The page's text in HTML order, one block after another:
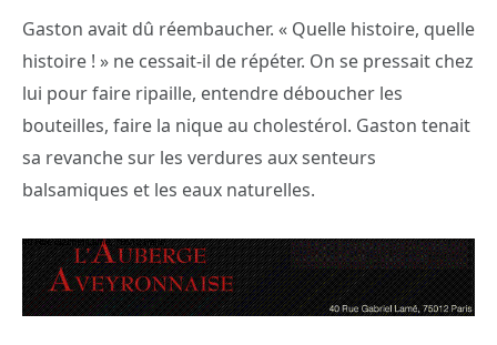
Gaston avait dû réembaucher. « Quelle histoire, quelle
histoire ! » ne cessait-il de répéter. On se pressait chez
lui pour faire ripaille, entendre déboucher les
bouteilles, faire la nique au cholestérol. Gaston tenait
sa revanche sur les verdures aux senteurs
balsamiques et les eaux naturelles.